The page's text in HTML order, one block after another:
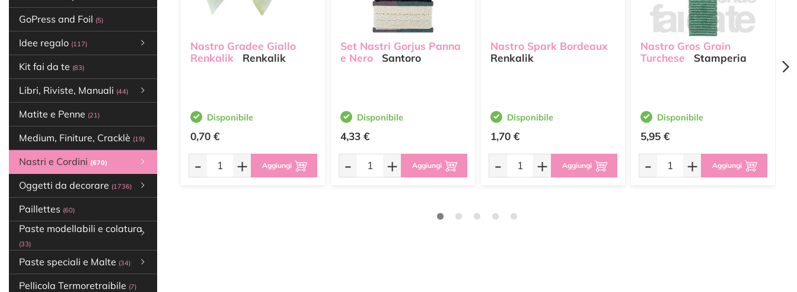
GoPress and Foil (5)
Idee regalo (117)
Kit fai da te (83)
Libri, Riviste, Manuali (44)
Matite e Penne (21)
Medium, Finiture, Cracklè (19)
Nastri e Cordini (670)
Oggetti da decorare (1736)
Paillettes (60)
Paste modellabili e colatura
(33)
Paste speciali e Malte (34)
Pellicola Termoretraibile (7)
Nastro Gradee Giallo
Renkalik
Renkalik
Disponibile
0,70 €
- + Aggiungi
Set Nastri Gorjus Panna
e Nero
Santoro
Disponibile
4,33 €
- + Aggiungi
Nastro Spark Bordeaux
Renkalik
Disponibile
1,70 €
- + Aggiungi
Nastro Gros Grain
Turchese
Stamperia
Disponibile
5,95 €
- + Aggiungi